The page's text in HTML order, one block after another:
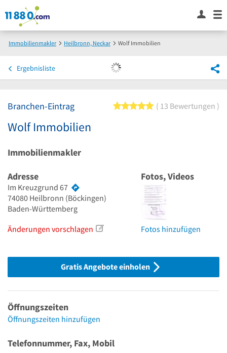
Immobilienmakler Heilbronn, Neckar Wolf Immobilien
Ergebnisliste
Branchen-Eintrag 5 von 5 Sternen
13 Bewertungen
Wolf Immobilien
Immobilienmakler
Adresse
Im Kreuzgrund 67
74080 Heilbronn (Böckingen)
Baden-Württemberg
Änderungen vorschlagen
Fotos, Videos
Fotos hinzufügen
Gratis Angebote einholen
Öffnungszeiten
Öffnungszeiten hinzufügen
Telefonnummer, Fax, Mobil